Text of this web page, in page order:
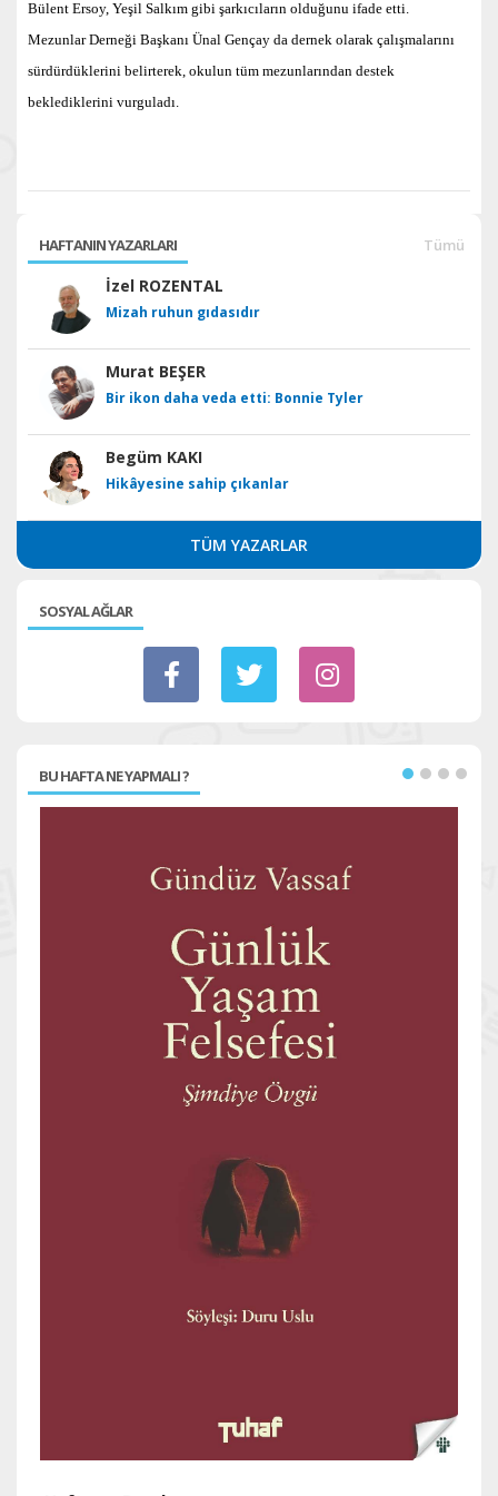
Bülent Ersoy, Yeşil Salkım gibi şarkıcıların olduğunu ifade etti.
Mezunlar Derneği Başkanı Ünal Gençay da dernek olarak çalışmalarını
sürdürdüklerini belirterek, okulun tüm mezunlarından destek
beklediklerini vurguladı.
HAFTANIN YAZARLARI Tümü
İzel ROZENTAL
Mizah ruhun gıdasıdır
Murat BEŞER
Bir ikon daha veda etti: Bonnie Tyler
Begüm KAKI
Hikâyesine sahip çıkanlar
TÜM YAZARLAR
SOSYAL AĞLAR
BU HAFTA NE YAPMALI ?